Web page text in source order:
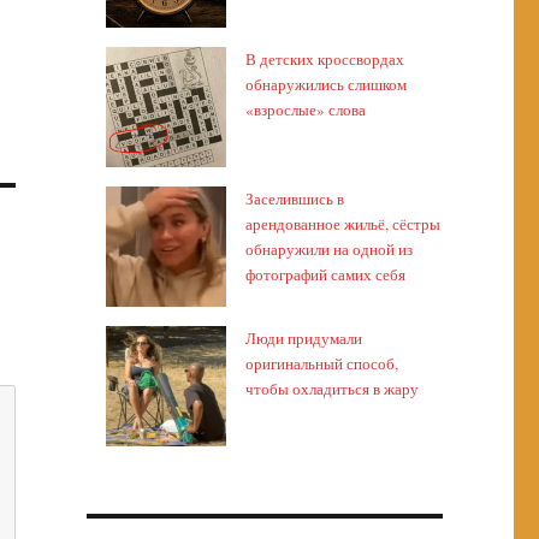
В детских кроссвордах
обнаружились слишком
«взрослые» слова
Заселившись в
арендованное жильё, сёстры
обнаружили на одной из
фотографий самих себя
Люди придумали
оригинальный способ,
чтобы охладиться в жару